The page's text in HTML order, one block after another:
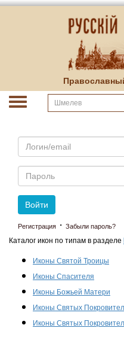
Email
Пароль
Войти
Регистрация · Забыли пароль?
Каталог икон по типам в разделе
Иконы Святой Троицы
Иконы Спасителя
Иконы Божьей Матери
Иконы Святых
Иконы Святых